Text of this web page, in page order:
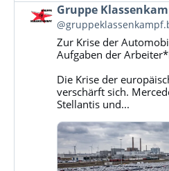
Beitrag
von
Gruppe
Klassenkampf
Bluesky
ansehen
Gruppe
Zur Krise der
Aufgaben der
Die Krise der
verschärft sich.
Stellantis und...